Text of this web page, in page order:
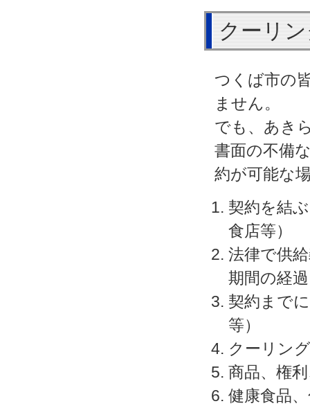
クーリ
つくば市の
ません。
でも、あき
書面の不備
約が可能な
契約を結
食店等）
法律で供
期間の経
契約まで
等）
クーリン
商品、権
健康食品